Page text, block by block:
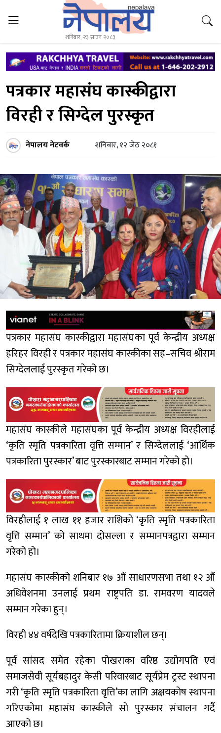
शनिबार, २३ साउन २०८३
पत्रकार महासंघ कास्कीद्वारा
विरही र सिग्देल पुरस्कृत
नेपालय नेटवर्क शनिबार, १२ जेठ २०८१
पत्रकार महासंघ कास्कीद्वारा महासंघका पूर्व केन्द्रीय अध्यक्ष
हरिहर विरही र पत्रकार महासंघ कास्कीका सह–सचिव श्रीराम
सिग्देललाई पुरस्कृत गरेको छ।
महासंघ कास्कीले महासंघका पूर्व केन्द्रीय अध्यक्ष विरहीलाई
‘कृति स्मृति पत्रकारिता वृत्ति सम्मान’ र सिग्देललाई ‘आर्थिक
पत्रकारिता पुरस्कार’ बाट पुरस्कारबाट सम्मान गरेको हो।
विरहीलाई १ लाख ११ हजार राशिको ‘कृति स्मृति पत्रकारिता
वृत्ति सम्मान’ को साथमा दोसल्ला र सम्मानपत्रद्वारा सम्मान
गरेको हो।
महासंघ कास्कीको शनिबार १७ औं साधारणसभा तथा १२ औं
अधिवेशनमा उनलाई प्रथम राष्ट्रपति डा. रामवरण यादवले
सम्मान गरेका हुन्।
विरही ४४ वर्षदेखि पत्रकारितामा क्रियाशील छन्।
पूर्व सांसद समेत रहेका पोखराका वरिष्ठ उद्योगपति एवं
समाजसेवी सूर्यबहादुर केसी परिवारबाट सूर्यप्रेम ट्रस्ट स्थापना
गरी ‘कृति स्मृति पत्रकारिता वृत्ति’का लागि अक्षयकोष स्थापना
गरिएकोमा महासंघ कास्कीले सो पुरस्कार संचालन गर्दै
आएको छ।